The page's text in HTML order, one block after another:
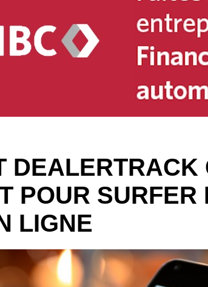
DEALERTRACK
POUR SURFER
LIGNE